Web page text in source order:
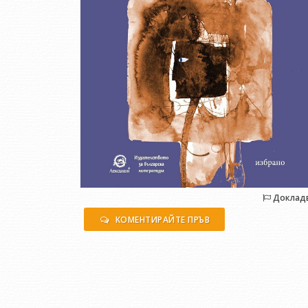
КОМЕНТИРАЙТЕ ПРЪВ